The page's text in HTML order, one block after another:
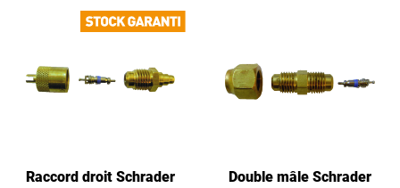
Raccord droit Schrader
Double mâle Schrader